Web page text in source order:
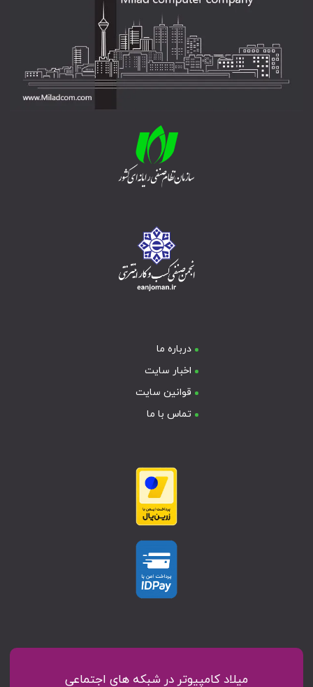
درباره ما
اخبار سایت
قوانین سایت
تماس با ما
میلاد کامپیوتر در شبکه های اجتماعی